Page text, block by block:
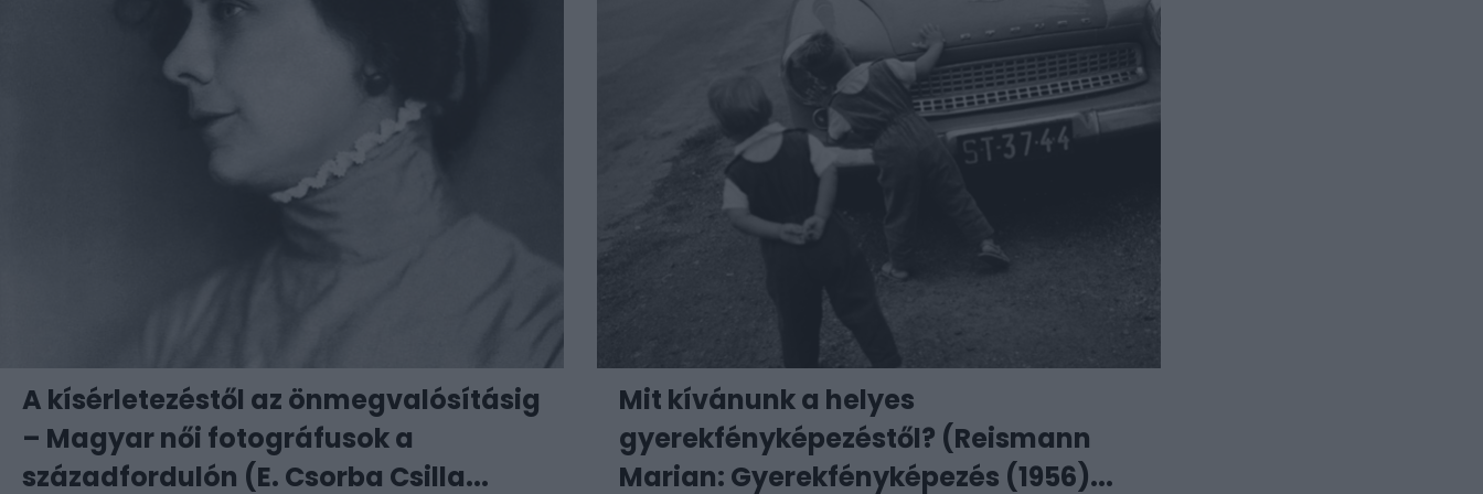
A kísérletezéstől az önmegvalósításig
– Magyar női fotográfusok a
századfordulón (E. Csorba Csilla...
Mit kívánunk a helyes
gyerekfényképezéstől? (Reismann
Marian: Gyerekfényképezés (1956)...